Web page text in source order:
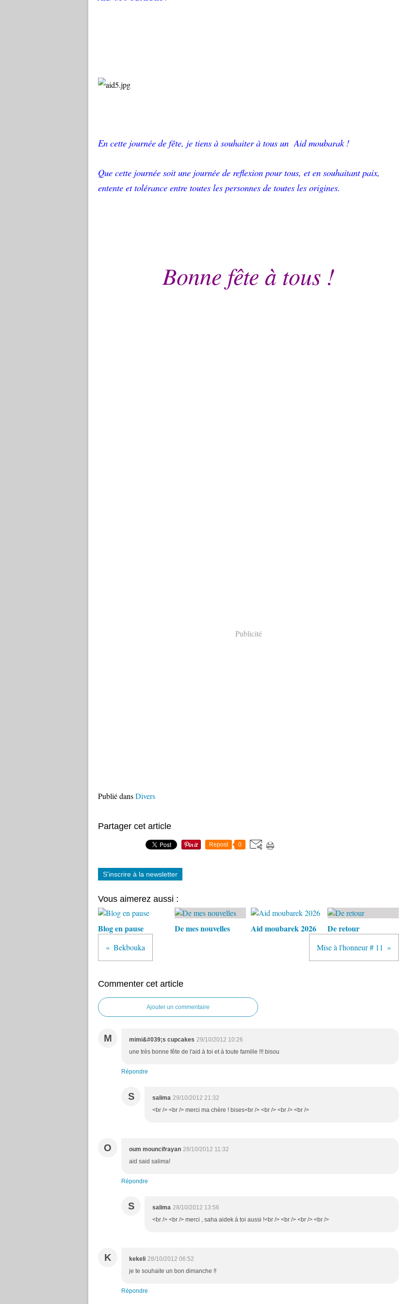
En cette journée de fête, je tiens à souhaiter à tous un Aid moubarak !
Que cette journée soit une journée de reflexion pour tous, et en souhaitant paix,
entente et tolérance entre toutes les personnes de toutes les origines.
Bonne fête à tous !
Publicité
Publié dansDivers
Partager cet article
Repost 0
S'inscrire à la newsletter
Vous aimerez aussi :
Blog en pause De mes nouvelles Aid moubarek 2026 De retour
Bekbouka Mise à l'honneur # 11
Commenter cet article
Ajouter un commentaire
M mimi&#039;s cupcakes 29/10/2012 10:26
une très bonne fête de l'aid à toi et à toute famille !!! bisou
Répondre
S salima 29/10/2012 21:32
<br /> <br /> merci ma chère ! bises<br /> <br /> <br /> <br />
O oum mouncifrayan 28/10/2012 11:32
aid said salima!
Répondre
S salima 28/10/2012 13:56
<br /> <br /> merci , saha aidek à toi aussi !<br /> <br /> <br /> <br />
K kekeli 28/10/2012 06:52
je te souhaite un bon dimanche !!
Répondre